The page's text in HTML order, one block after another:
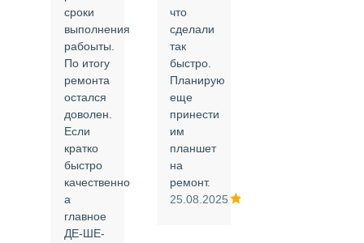
сроки
выполнения
рабоыты.
По итогу
ремонта
остался
доволен.
Если
кратко
быстро
качественно
а
главное
ДЕ-ШЕ-
что
сделали
так
быстро.
Планирую
еще
принести
им
планшет
на
ремонт.
25.08.2025